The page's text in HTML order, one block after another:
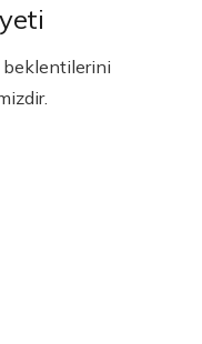
beklentilerini